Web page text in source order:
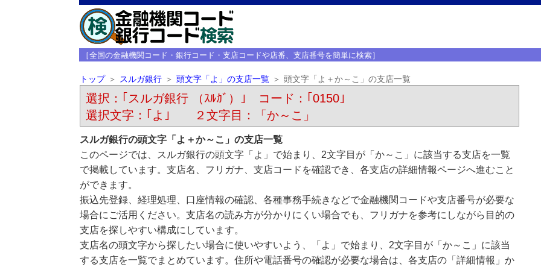
［全国の金融機関コード・銀行コード・支店コードや店番、支店番号を簡単に検索］
トップ スルガ銀行 頭文字「よ」の支店一覧 頭文字「よ＋か～こ」の支店一覧
選択：｢スルガ銀行 （ｽﾙｶﾞ）｣ コード：｢0150｣
選択文字：｢よ｣ ２文字目：「か～こ」
スルガ銀行の頭文字「よ＋か～こ」の支店一覧
このページでは、スルガ銀行の頭文字「よ」で始まり、2文字目が「か～こ」に該当する支店を一覧
で掲載しています。支店名、フリガナ、支店コードを確認でき、各支店の詳細情報ページへ進むこと
ができます。
振込先登録、経理処理、口座情報の確認、各種事務手続きなどで金融機関コードや支店番号が必要な
場合にご活用ください。支店名の読み方が分かりにくい場合でも、フリガナを参考にしながら目的の
支店を探しやすい構成にしています。
支店名の頭文字から探したい場合に使いやすいよう、「よ」で始まり、2文字目が「か～こ」に該当
する支店を一覧でまとめています。住所や電話番号の確認が必要な場合は、各支店の「詳細情報」か